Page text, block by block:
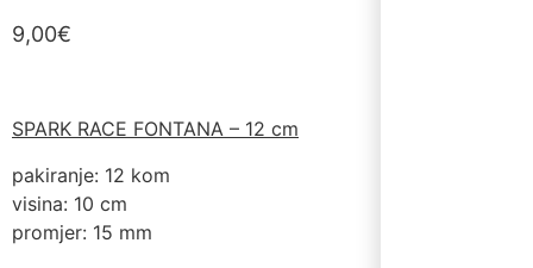
9,00€
SPARK RACE FONTANA – 12 cm
pakiranje: 12 kom
visina: 10 cm
promjer: 15 mm